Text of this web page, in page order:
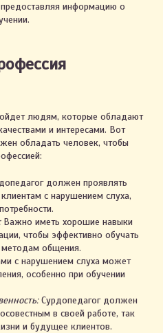
информацию о
людям, которые обладают
и интересами. Вот
обладать человек, чтобы
должен проявлять
с нарушением слуха,
Важно иметь хорошие навыки
чтобы эффективно обучать
общения.
с нарушением слуха может
особенно при обучении
Сурдопедагог должен
в своей работе, так
и будущее клиентов.